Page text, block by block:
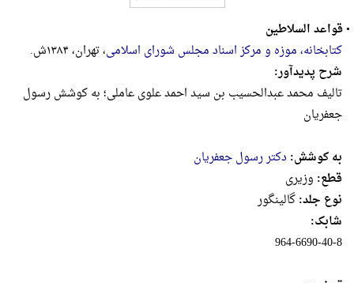
•قواعد السلاطین
کتابخانه، موزه و مرکز اسناد مجلس شورای اسلامی، تهران، ۱۳۸۴ش.
شرح پدیدآور:
تالیف محمد عبدالحسیب بن سید احمد علوی عاملی؛ به کوشش رسول
جعفریان
به کوشش: دکتر رسول جعفریان
قطع: وزيرى
نوع جلد:گالینگور
شابک:
‎964-6690-40-8